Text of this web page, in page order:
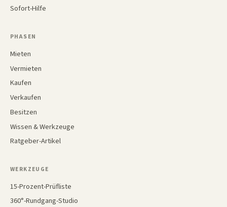
Sofort-Hilfe
PHASEN
Mieten
Vermieten
Kaufen
Verkaufen
Besitzen
Wissen & Werkzeuge
Ratgeber-Artikel
WERKZEUGE
15-Prozent-Prüfliste
360°-Rundgang-Studio